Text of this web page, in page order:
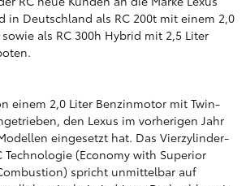
in Deutschland als RC 200t mit einem 2,0
als RC 300h Hybrid mit 2,5 Liter
einem 2,0 Liter Benzinmotor mit Twin-
den Lexus im vorherigen Jahr
eingesetzt hat. Das Vierzylinder-
Technologie (Economy with Superior
spricht unmittelbar auf